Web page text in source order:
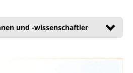
und -wissenschaftler